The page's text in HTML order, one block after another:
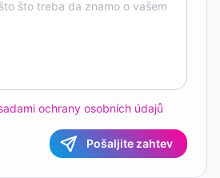
ochrany osobních údajů
Pošaljite zahtev